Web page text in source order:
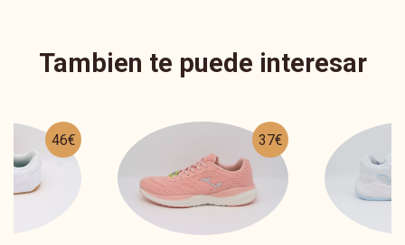
Tambien te puede interesar
46€ 37€